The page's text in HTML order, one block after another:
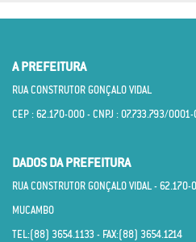
A PREFEITURA
RUA CONSTRUTOR GONÇALO VIDAL
CEP : 62.170­-000 - CNPJ : 07.733.793/
DADOS DA PREFEITURA
RUA CONSTRUTOR GONÇALO VIDAL -
MUCAMBO
TEL:(88) 3654.1133 - FAX:(88) 3654.1214